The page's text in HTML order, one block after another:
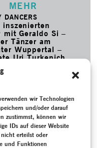
wir Technologien
und/oder darauf
zustimmst, können wir
IDs auf dieser Website
erteilst oder
und Funktionen
MEHR
DANCERS
mit Geraldo Si –
Tänzer am
Wuppertal –
Uri Turkenich
Arbeit in den
und 1978.
Dessau–
Kunst–Duhm,
/ Interview
Berlin–Installation